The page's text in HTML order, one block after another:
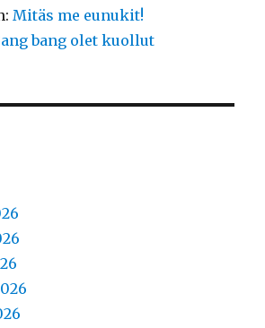
: Mitäs me eunukit!
bang olet kuollut